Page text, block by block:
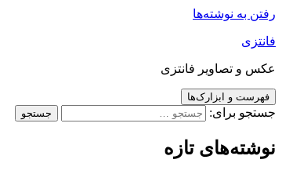
رفتن به نوشته‌ها
فانتزی
عکس و تصاویر فانتزی
فهرست و ابزارک‌ها
جستجو برای:
نوشته‌های تازه